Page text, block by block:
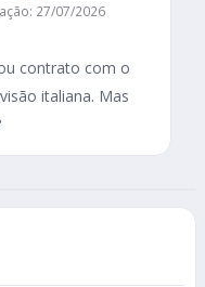
27/07/2026
contrato com o
italiana. Mas